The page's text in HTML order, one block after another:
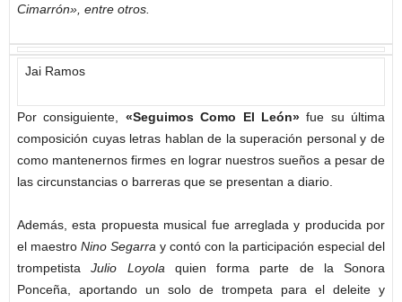
Cimarrón», entre otros.
Jai Ramos
Por consiguiente, «Seguimos Como El León»fue su última
composición cuyas letras hablan de la superación personal y de
como mantenernos firmes en lograr nuestros sueños a pesar de
las circunstancias o barreras que se presentan a diario.
Además, esta propuesta musical fue arreglada y producida por
el maestro Nino Segarra y contó con la participación especial del
trompetistaJulio Loyola quien forma parte de la Sonora
Ponceña, aportando un solo de trompeta para el deleite y